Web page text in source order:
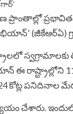
ప్రాంతాల్లో
(జీకేఆర్ఏ)
ఈ రాష్ట్రాల్లోని
కోట్ల ప‌నిదినాల
చేశారు.